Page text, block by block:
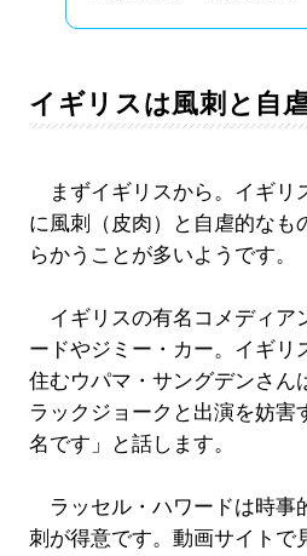
イギリスは風刺と自
まずイギリスから。イギリ
に風刺（皮肉）と自虐的なも
らかうことが多いようです。
イギリスの有名コメディア
ードやジミー・カー。イギリ
住むウパマ・サングデンさん
ラックジョークと出演を妨害
名です」と話します。
ラッセル・ハワードは時事
刺が得意です。動画サイトで